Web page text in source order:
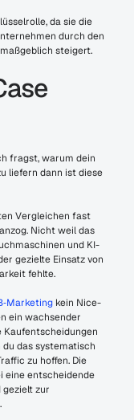
da sie die
durch den
steigert.
fragst, warum dein
liefern dann ist diese
Vergleichen fast
Nicht weil das
und KI-
gezielte Einsatz von
fehlte.
kein Nice-
ein wachsender
das systematisch
zu hoffen. Die
eine entscheidende
gezielt zur